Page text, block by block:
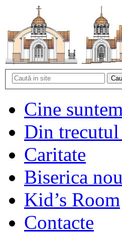
Cine
Din
Caritate
Biserica
Kid’s Room
Contacte